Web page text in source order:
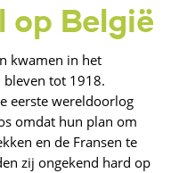
op België
kwamen in het
tot 1918.
eerste wereldoorlog
omdat hun plan om
en de Fransen te
zij ongekend hard op